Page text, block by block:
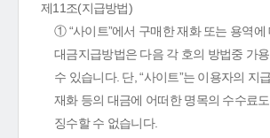
제11조(지급방법)
① “사이트”에서 구매한 재화 또는 용역에
대금지급방법은 다음 각 호의 방법중 가
수 있습니다. 단, “사이트”는 이용자의 지
재화 등의 대금에 어떠한 명목의 수수료
징수할 수 없습니다.